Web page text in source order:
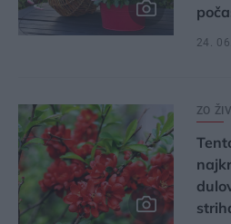
24.
ZO